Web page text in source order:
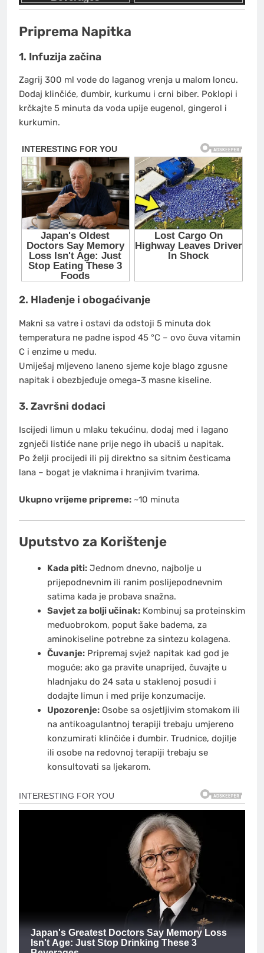
Priprema Napitka
1. Infuzija začina
Zagrij 300 ml vode do laganog vrenja u malom loncu.
Dodaj klinčiće, đumbir, kurkumu i crni biber. Poklopi i
krčkajte 5 minuta da voda upije eugenol, gingerol i
kurkumin.
2. Hlađenje i obogaćivanje
Makni sa vatre i ostavi da odstoji 5 minuta dok
temperatura ne padne ispod 45 °C – ovo čuva vitamin
C i enzime u medu.
Umiješaj mljeveno laneno sjeme koje blago zgusne
napitak i obezbjeđuje omega-3 masne kiseline.
3. Završni dodaci
Iscijedi limun u mlaku tekućinu, dodaj med i lagano
zgnječi listiće nane prije nego ih ubaciš u napitak.
Po želji procijedi ili pij direktno sa sitnim česticama
lana – bogat je vlaknima i hranjivim tvarima.
Ukupno vrijeme pripreme: ~10 minuta
Uputstvo za Korištenje
Kada piti:Jednom dnevno, najbolje u
prijepodnevnim ili ranim poslijepodnevnim
satima kada je probava snažna.
Savjet za bolji učinak:Kombinuj sa proteinskim
međuobrokom, poput šake badema, za
aminokiseline potrebne za sintezu kolagena.
Čuvanje:Pripremaj svjež napitak kad god je
moguće; ako ga pravite unaprijed, čuvajte u
hladnjaku do 24 sata u staklenoj posudi i
dodajte limun i med prije konzumacije.
Upozorenje:Osobe sa osjetljivim stomakom ili
na antikoagulantnoj terapiji trebaju umjereno
konzumirati klinčiće i đumbir. Trudnice, dojilje
ili osobe na redovnoj terapiji trebaju se
konsultovati sa ljekarom.